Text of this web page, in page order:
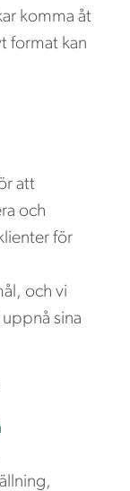
komma åt
format kan
att
och
för
och vi
sina